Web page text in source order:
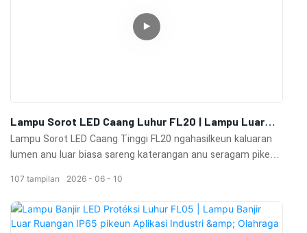
Lampu Sorot LED Caang Luhur FL20 | Lampu Luar
Ruangan Anu Kuat Pikeun Lapangan Olahraga &
Kawasan Industri
Lampu Sorot LED Caang Tinggi FL20 ngahasilkeun kaluaran
lumen anu luar biasa sareng katerangan anu seragam pikeun
tempat parkir, sareng aplikasi lampu luar ruangan anu
ageung.
2026 06 10
107 tampilan